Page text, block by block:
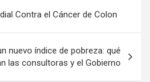
M
ail
er
ar
tir
Contra el Cáncer de Colon
nuevo índice de pobreza: qué
las consultoras y el Gobierno